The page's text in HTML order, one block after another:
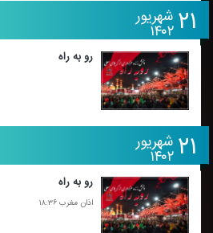
۲۱ شهریور
۱۴۰۲
رو به راه
۲۱ شهریور
۱۴۰۲
رو به راه
اذان مغرب ۱۸:۳۶